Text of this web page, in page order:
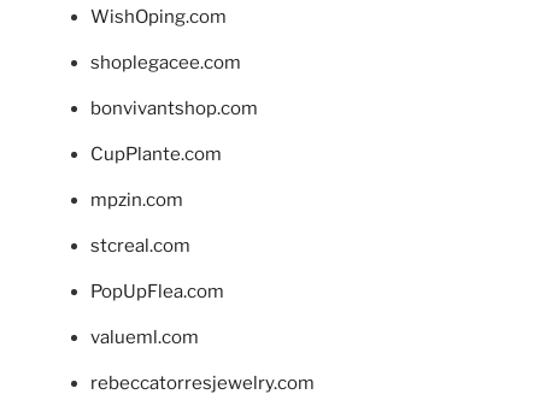
WishOping.com
shoplegacee.com
bonvivantshop.com
CupPlante.com
mpzin.com
stcreal.com
PopUpFlea.com
valueml.com
rebeccatorresjewelry.com